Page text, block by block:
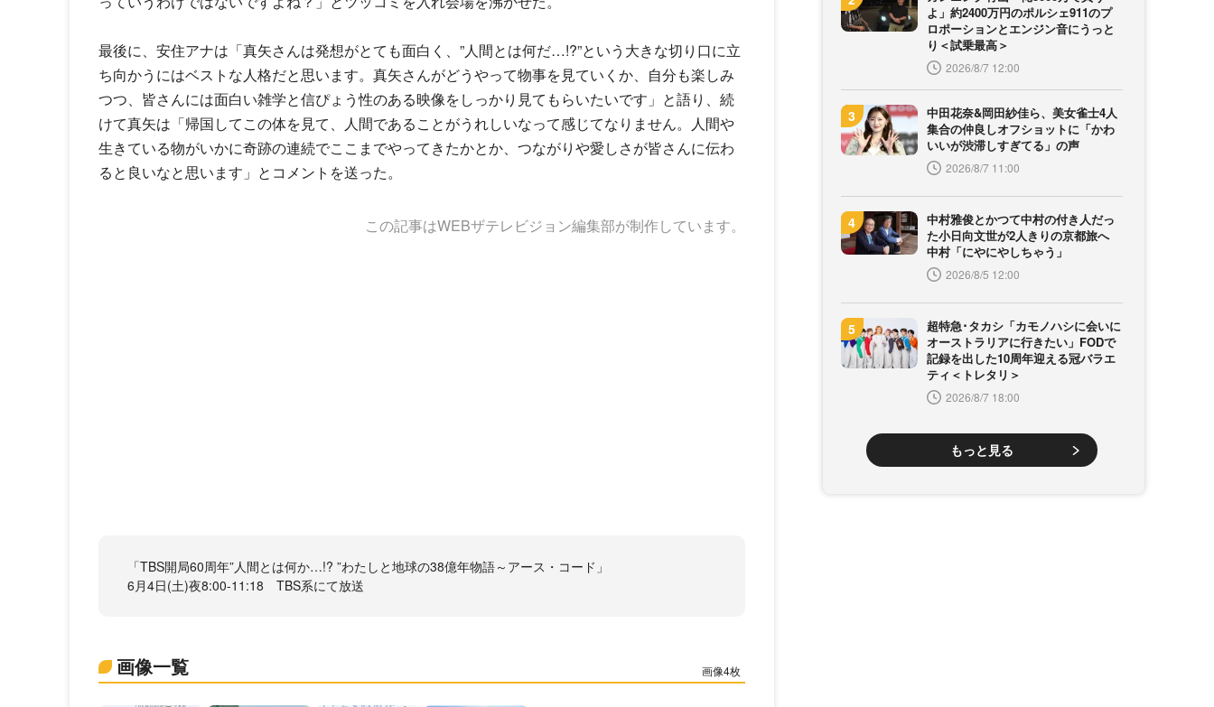
最後に、安住アナは「真矢さんは発想がとても面白く、”人間とは何だ…!?”という大きな切り口に立
ち向かうにはベストな人格だと思います。真矢さんがどうやって物事を見ていくか、自分も楽しみ
つつ、皆さんには面白い雑学と信ぴょう性のある映像をしっかり見てもらいたいです」と語り、続
けて真矢は「帰国してこの体を見て、人間であることがうれしいなって感じてなりません。人間や
生きている物がいかに奇跡の連続でここまでやってきたかとか、つながりや愛しさが皆さんに伝わ
ると良いなと思います」とコメントを送った。
この記事はWEBザテレビジョン編集部が制作しています。
「TBS開局60周年”人間とは何か…!? ”わたしと地球の38億年物語～アース・コード」
6月4日(土)夜8:00-11:18 TBS系にて放送
画像一覧 4
よ」約2400万円のポルシェ911のプ
ロポーションとエンジン音にうっと
り＜試乗最高＞
2026/8/7 12:00
中田花奈&岡田紗佳ら、美女雀士4人
集合の仲良しオフショットに「かわ
いいが渋滞しすぎてる」の声
2026/8/7 11:00
中村雅俊とかつて中村の付き人だっ
た小日向文世が2人きりの京都旅へ
中村「にやにやしちゃう」
2026/8/5 12:00
超特急･タカシ「カモノハシに会いに
オーストラリアに行きたい」FODで
記録を出した10周年迎える冠バラエ
ティ＜トレタリ＞
2026/8/7 18:00
もっと見る